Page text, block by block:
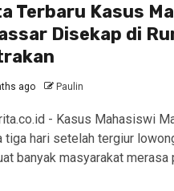
Terbaru Kasus
Disekap di
ago Paulin
- Kasus Mahasiswi
tiga hari setelah tergiur
banyak masyarakat merasa